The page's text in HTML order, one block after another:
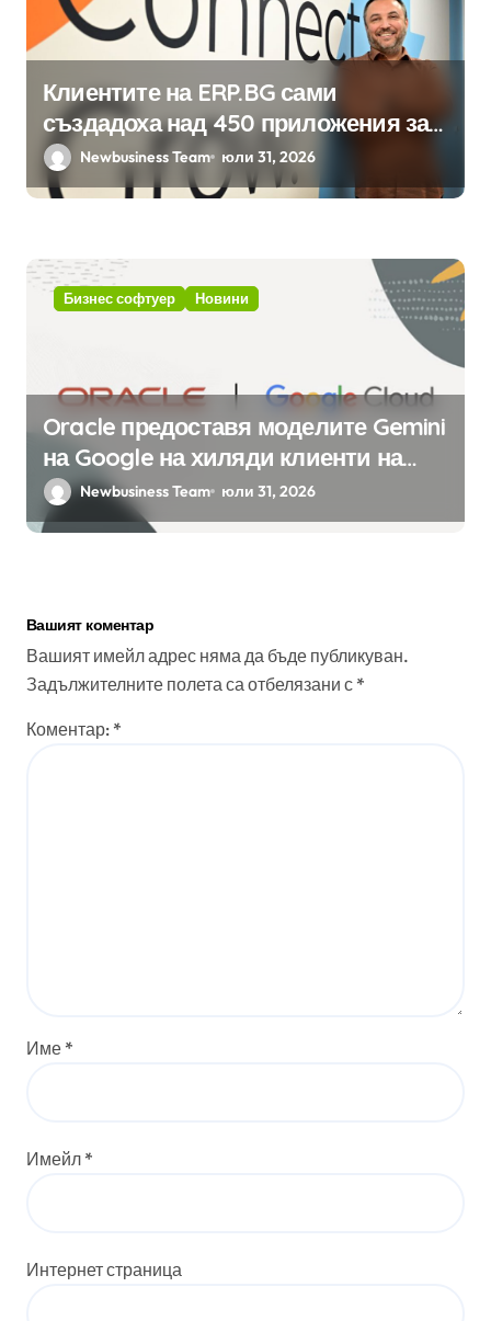
Клиентите на ERP.BG сами
създадоха над 450 приложения за
ERP системата с помощта на
вградения в нея изкуствен
Newbusiness Team юли 31, 2026
Бизнес софтуер Новини
Oracle предоставя моделите Gemini
на Google на хиляди клиенти на
бизнес приложения
Newbusiness Team юли 31, 2026
Вашият коментар
Вашият имейл адрес няма да бъде публикуван.
Задължителните полета са отбелязани с *
Коментар: *
Име *
Имейл *
Интернет страница